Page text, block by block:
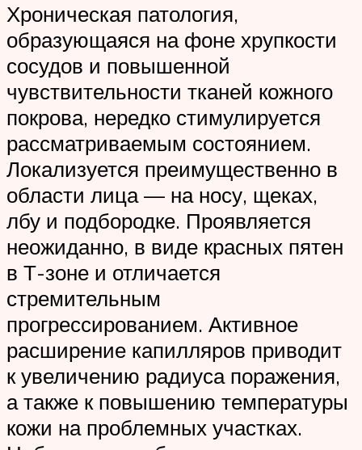
Хроническая патология,
образующаяся на фоне хрупкости
сосудов и повышенной
чувствительности тканей кожного
покрова, нередко стимулируется
рассматриваемым состоянием.
Локализуется преимущественно в
области лица — на носу, щеках,
лбу и подбородке. Проявляется
неожиданно, в виде красных пятен
в Т-зоне и отличается
стремительным
прогрессированием. Активное
расширение капилляров приводит
к увеличению радиуса поражения,
а также к повышению температуры
кожи на проблемных участках.